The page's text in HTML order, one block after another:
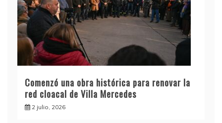
Comenzó una obra histórica para renovar la
red cloacal de Villa Mercedes
2 julio, 2026